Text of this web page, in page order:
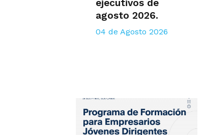
ejecutivos de
agosto 2026.
04 de Agosto 2026